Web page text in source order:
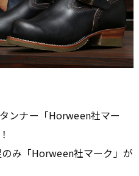
ンナー「Horween社マー
み「Horween社マーク」が